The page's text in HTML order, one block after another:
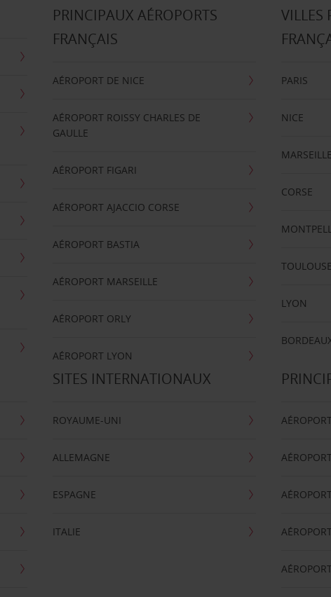
PRINCIPAUX AÉROPORTS
FRANÇAIS
AÉROPORT DE NICE
AÉROPORT ROISSY CHARLES DE
GAULLE
AÉROPORT FIGARI
AÉROPORT AJACCIO CORSE
AÉROPORT BASTIA
AÉROPORT MARSEILLE
AÉROPORT ORLY
AÉROPORT LYON
VILLES
PARIS
NICE
MARSEILLE
CORSE
TOULOUSE
LYON
SITES INTERNATIONAUX
ROYAUME-UNI
ALLEMAGNE
ESPAGNE
ITALIE